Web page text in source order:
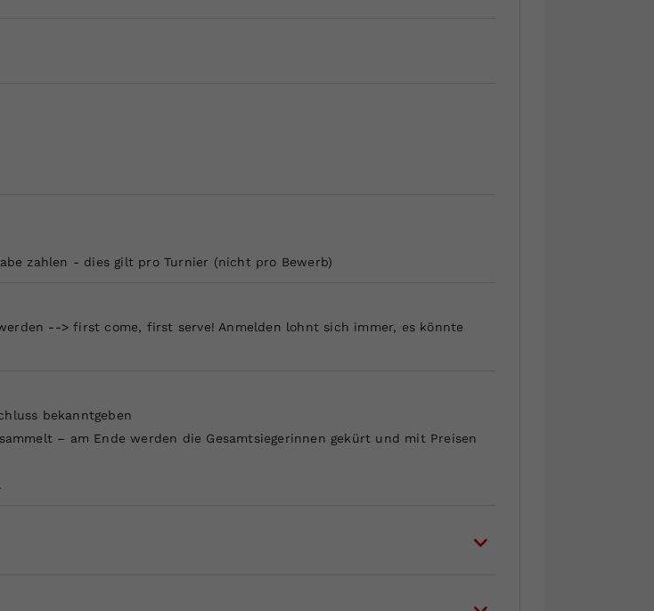
zahlen - dies gilt pro Turnier (nicht pro Bewerb)
--> first come, first serve! Anmelden lohnt sich immer, es könnte
bekanntgeben
– am Ende werden die Gesamtsiegerinnen gekürt und mit Preisen